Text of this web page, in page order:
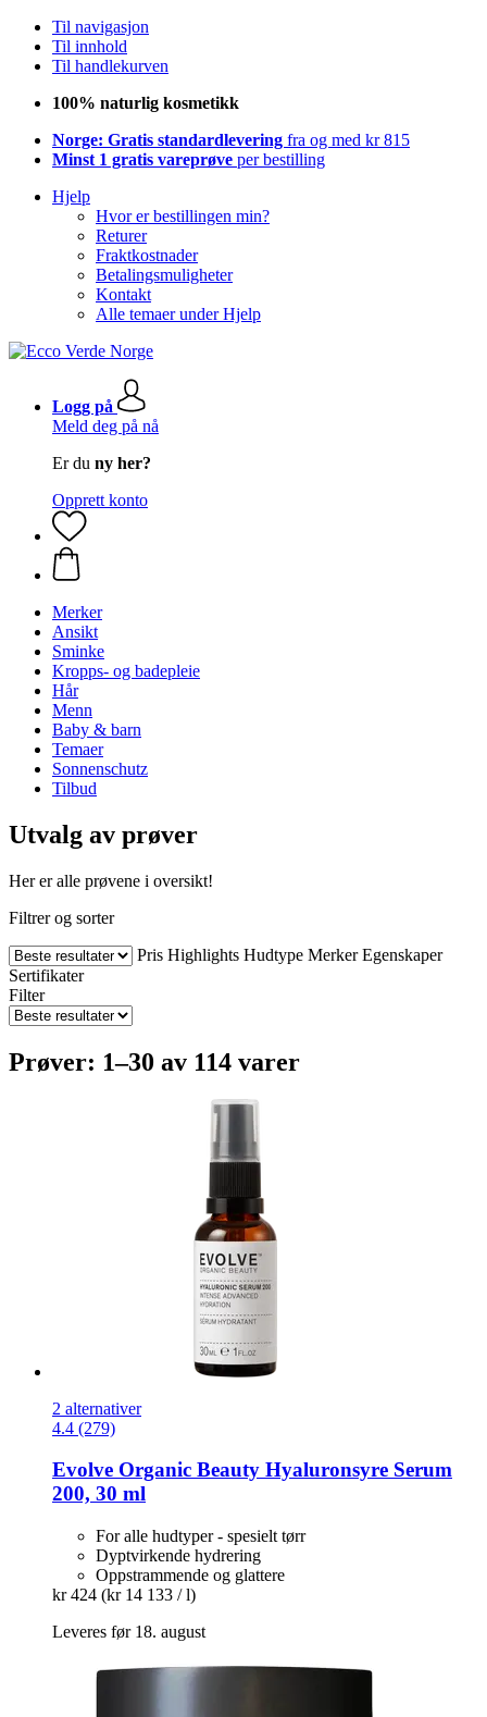
Til navigasjon
Til innhold
Til handlekurven
100% naturlig kosmetikk
Norge: Gratis standardlevering fra og med kr 815
Minst 1 gratis vareprøve per bestilling
Hjelp
Hvor er bestillingen min?
Returer
Fraktkostnader
Betalingsmuligheter
Kontakt
Alle temaer under Hjelp
Logg på
Meld deg på nå
Er du ny her?
Opprett konto
Merker
Ansikt
Sminke
Kropps- og badepleie
Hår
Menn
Baby & barn
Temaer
Sonnenschutz
Tilbud
Utvalg av prøver
Her er alle prøvene i oversikt!
Filtrer og sorter
Pris Highlights Hudtype Merker Egenskaper
Sertifikater
Filter
Prøver: 1–30 av 114 varer
2 alternativer
4.4 (279)
Evolve Organic Beauty Hyaluronsyre Serum
200, 30 ml
For alle hudtyper - spesielt tørr
Dyptvirkende hydrering
Oppstrammende og glattere
kr 424 (kr 14 133 / l)
Leveres før 18. august